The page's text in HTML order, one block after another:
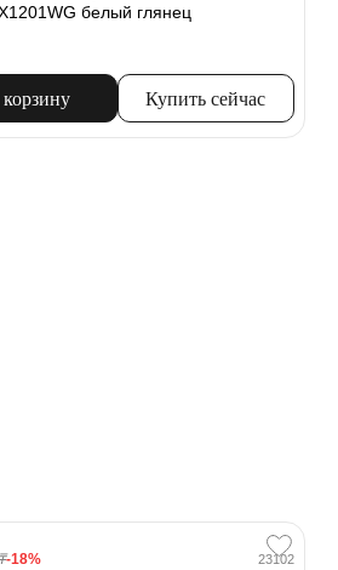
белый глянец
Купить сейчас
-18% 23102